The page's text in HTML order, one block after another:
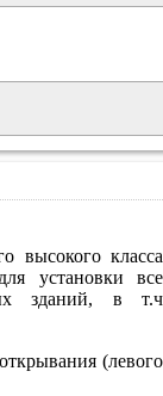
высокого класса
установки все
зданий, в т.ч
(левого